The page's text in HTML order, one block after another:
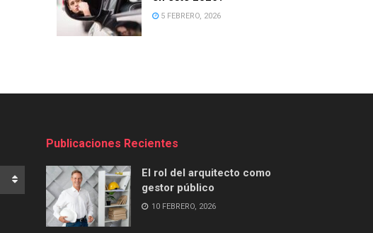
5 FEBRERO, 2026
Publicaciones Recientes
El rol del arquitecto como
gestor público
10 FEBRERO, 2026